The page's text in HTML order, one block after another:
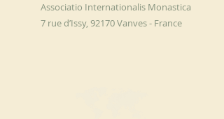
Associatio Internationalis Monastica
7 rue d’Issy, 92170 Vanves - France